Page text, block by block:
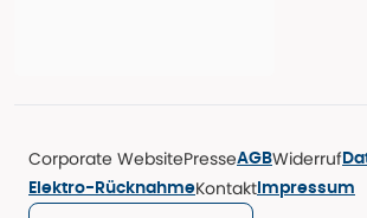
Corporate WebsitePresseAGBWiderruf
Elektro-RücknahmeKontakt Impressum